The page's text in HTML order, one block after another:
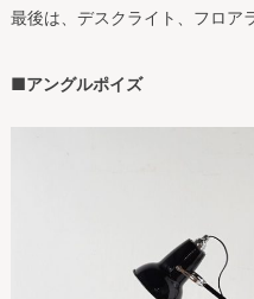
最後は、デスクライト、フロア
■アングルポイズ